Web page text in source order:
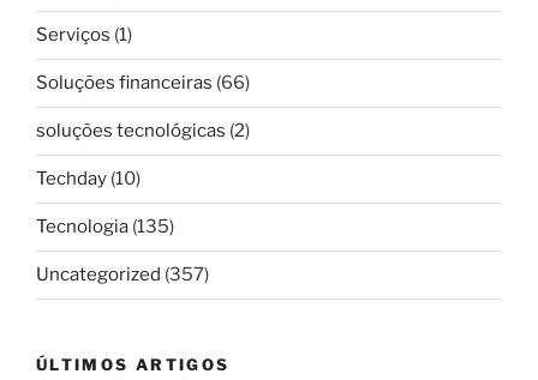
Serviços (1)
Soluções financeiras (66)
soluções tecnológicas (2)
Techday (10)
Tecnologia (135)
Uncategorized (357)
ÚLTIMOS ARTIGOS